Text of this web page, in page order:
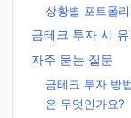
상황별 포트폴
금테크 투자 시
자주 묻는 질문
금테크 투자 방
은 무엇인가요?